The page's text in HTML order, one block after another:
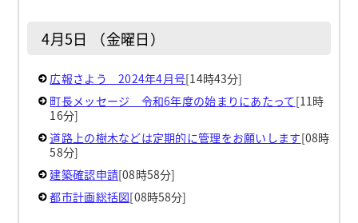
4月5日 （金曜日）
広報さよう 2024年4月号[14時43分]
町長メッセージ 令和6年度の始まりにあたって[11時
16分]
道路上の樹木などは定期的に管理をお願いします[08時
58分]
建築確認申請[08時58分]
都市計画総括図[08時58分]